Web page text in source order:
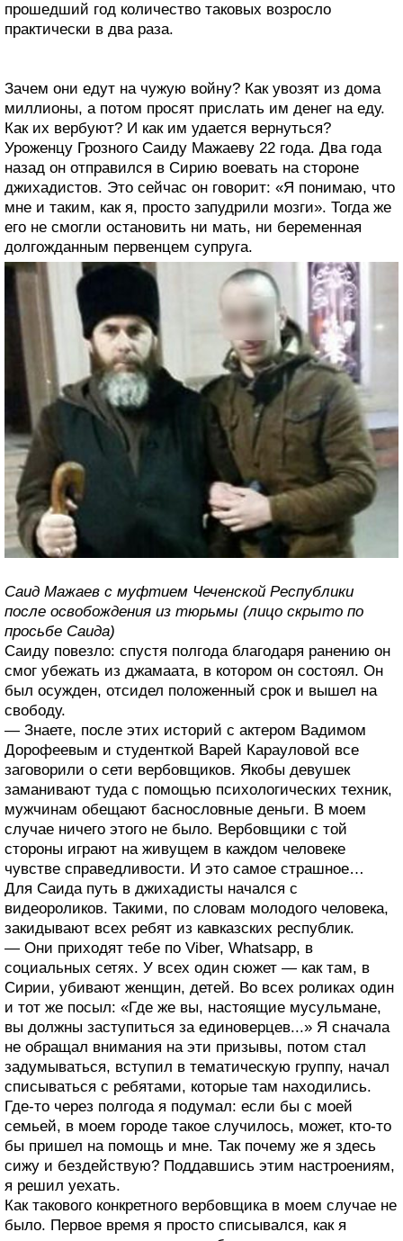
прошедший год количество таковых возросло
практически в два раза.
Зачем они едут на чужую войну? Как увозят из дома
миллионы, а потом просят прислать им денег на еду.
Как их вербуют? И как им удается вернуться?
Уроженцу Грозного Саиду Мажаеву 22 года. Два года
назад он отправился в Сирию воевать на стороне
джихадистов. Это сейчас он говорит: «Я понимаю, что
мне и таким, как я, просто запудрили мозги». Тогда же
его не смогли остановить ни мать, ни беременная
долгожданным первенцем супруга.
Саид Мажаев с муфтием Чеченской Республики
после освобождения из тюрьмы (лицо скрыто по
просьбе Саида)
Саиду повезло: спустя полгода благодаря ранению он
смог убежать из джамаата, в котором он состоял. Он
был осужден, отсидел положенный срок и вышел на
свободу.
— Знаете, после этих историй с актером Вадимом
Дорофеевым и студенткой Варей Карауловой все
заговорили о сети вербовщиков. Якобы девушек
заманивают туда с помощью психологических техник,
мужчинам обещают баснословные деньги. В моем
случае ничего этого не было. Вербовщики с той
стороны играют на живущем в каждом человеке
чувстве справедливости. И это самое страшное…
Для Саида путь в джихадисты начался с
видеороликов. Такими, по словам молодого человека,
закидывают всех ребят из кавказских республик.
— Они приходят тебе по Viber, Whatsapp, в
социальных сетях. У всех один сюжет — как там, в
Сирии, убивают женщин, детей. Во всех роликах один
и тот же посыл: «Где же вы, настоящие мусульмане,
вы должны заступиться за единоверцев...» Я сначала
не обращал внимания на эти призывы, потом стал
задумываться, вступил в тематическую группу, начал
списываться с ребятами, которые там находились.
Где-то через полгода я подумал: если бы с моей
семьей, в моем городе такое случилось, может, кто-то
бы пришел на помощь и мне. Так почему же я здесь
сижу и бездействую? Поддавшись этим настроениям,
я решил уехать.
Как такового конкретного вербовщика в моем случае не
было. Первое время я просто списывался, как я